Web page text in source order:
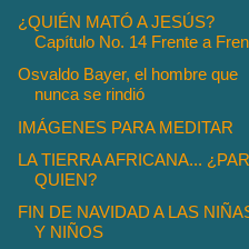
¿QUIÉN MATÓ A JESÚS?
Capítulo No. 14 Frente a
Osvaldo Bayer, el hombre que
nunca se rindió
IMÁGENES PARA MEDITAR
LA TIERRA AFRICANA...
QUIEN?
FIN DE NAVIDAD A LAS
Y NIÑOS